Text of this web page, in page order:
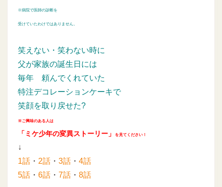
※病院で医師の診断を
受けていたわけではありません。
笑えない・笑わない時に
父が家族の誕生日には
毎年 頼んでくれていた
特注デコレーションケーキで
笑顔を取り戻せた?
※ご興味のある人は
「ミケ少年の変異ストーリー」 を見てください！
↓
1話 ・ 2話 ・ 3話 ・ 4話
5話 ・ 6話 ・ 7話 ・ 8話